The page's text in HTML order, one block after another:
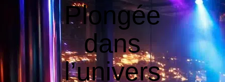
Plongée
dans
l’univers